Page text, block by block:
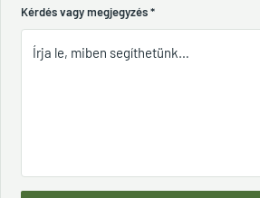
Kérdés vagy megjegyzés*